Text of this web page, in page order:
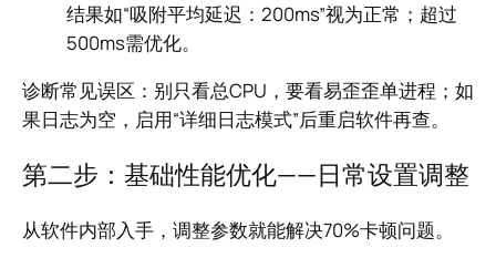
结果如“吸附平均延迟：200ms”视为正常；超过
500ms需优化。
诊断常见误区：别只看总CPU，要看易歪歪单进程；如
果日志为空，启用“详细日志模式”后重启软件再查。
第二步：基础性能优化——日常设置调整
从软件内部入手，调整参数就能解决70%卡顿问题。